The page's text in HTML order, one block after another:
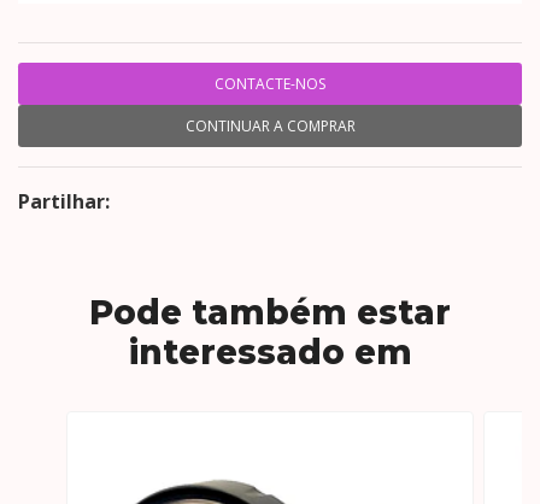
CONTACTE-NOS
CONTINUAR A COMPRAR
Partilhar:
Pode também estar
interessado em